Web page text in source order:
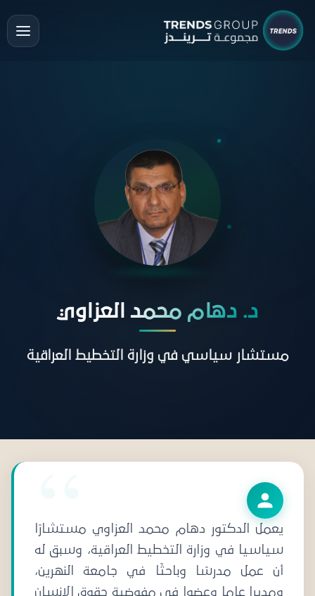
د. دهام محمد العزاوي
مستشار سياسي في وزارة التخطيط العراقية
يعمل الدكتور دهام محمد العزاوي مستشارًا
سياسيا في وزارة التخطيط العراقية، وسبق له
أن عمل مدرسًا وباحثًا في جامعة النهرين،
ومديرا عاما وعضوا في مفوضية حقوق الإنسان